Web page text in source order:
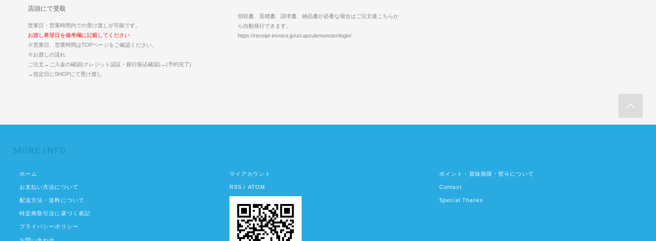
店頭にて受取
営業日・営業時間内での受け渡しが可能です。
お渡し希望日を備考欄に記載してください
※営業日、営業時間はTOPページをご確認ください。
※お渡しの流れ
ご注文→ご入金の確認(クレジット認証・銀行振込確認)→(予約完了)
→指定日にSHOPにて受け渡し
領収書、見積書、請求書、納品書が必要な場合はご注文後こちらか
ら自動発行できます。
https://receipt-invoice.jp/u/capsulemonster/login/
MORE INFO
ホーム
お支払い方法について
配送方法・送料について
特定商取引法に基づく表記
プライバシーポリシー
マイアカウント
RSS / ATOM
ポイント・賞味期限・熨斗について
Contact
Special Thanks